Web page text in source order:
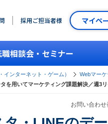
採用ご担当者様 マイペ
相談会・セミナー
インターネット・ゲーム）
Webマー
を用いてマーケティング課題解決／週3リ
お問い合わ